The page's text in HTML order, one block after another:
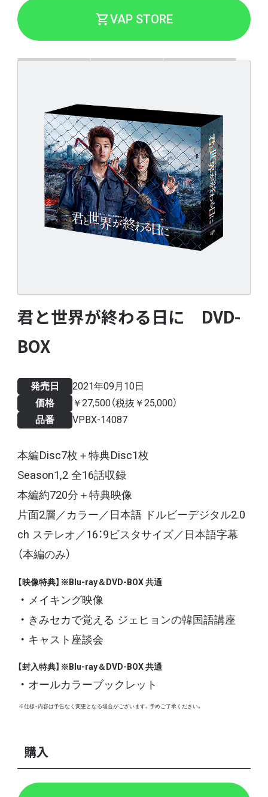
VAP STORE
君と世界が終わる日に DVD-
BOX
発売日
2021年09月10日
価格
￥27,500（税抜￥25,000）
品番
VPBX-14087
本編Disc7枚＋特典Disc1枚
Season1,2 全16話収録
本編約720分＋特典映像
片面2層／カラー／日本語 ドルビーデジタル2.0
ch ステレオ／16：9ビスタサイズ／日本語字幕
（本編のみ）
【映像特典】※Blu-ray＆DVD-BOX 共通
メイキング映像
きみセカで覚える ジェヒョンの韓国語講座
キャスト座談会
【封入特典】※Blu-ray＆DVD-BOX 共通
オールカラーブックレット
※仕様・内容は予告なく変更となる場合がございます。予めご了承ください。
購入